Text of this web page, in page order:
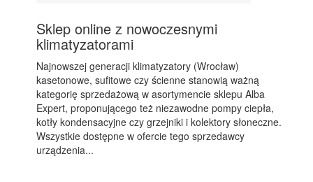
Sklep online z nowoczesnymi
klimatyzatorami
Najnowszej generacji klimatyzatory (Wrocław)
kasetonowe, sufitowe czy ścienne stanowią ważną
kategorię sprzedażową w asortymencie sklepu Alba
Expert, proponującego też niezawodne pompy ciepła,
kotły kondensacyjne czy grzejniki i kolektory słoneczne.
Wszystkie dostępne w ofercie tego sprzedawcy
urządzenia...